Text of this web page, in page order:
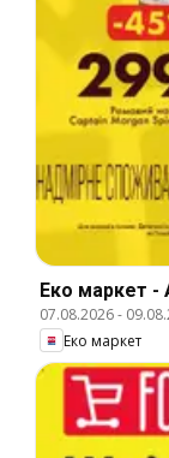
Еко маркет -
07.08.2026-
Еко маркет